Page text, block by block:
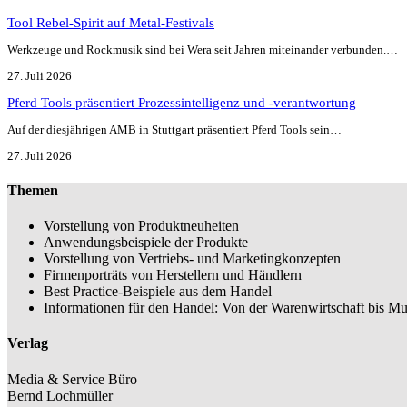
Tool Rebel-Spirit auf Metal-Festivals
Werkzeuge und Rockmusik sind bei Wera seit Jahren miteinander verbunden.…
27. Juli 2026
Pferd Tools präsentiert Prozessintelligenz und -verantwortung
Auf der diesjährigen AMB in Stuttgart präsentiert Pferd Tools sein…
27. Juli 2026
Themen
Vorstellung von Produktneuheiten
Anwendungsbeispiele der Produkte
Vorstellung von Vertriebs- und Marketingkonzepten
Firmenporträts von Herstellern und Händlern
Best Practice-Beispiele aus dem Handel
Informationen für den Handel: Von der Warenwirtschaft bis
Verlag
Media & Service Büro
Bernd Lochmüller